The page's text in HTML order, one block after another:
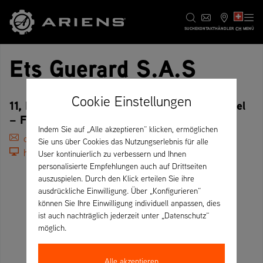
SUCHEKONTAKTHÄNDLER CH MENÜ
Ets Guerard S.A.S
11, Boulevard Industriel Z.I., 76270 Neufchatel
– Frankreich
commercial@ets-guerard.fr
http://www.ets-guerard.fr/
Cookie Einstellungen
Indem Sie auf „Alle akzeptieren“ klicken, ermöglichen
Sie uns über Cookies das Nutzungserlebnis für alle
User kontinuierlich zu verbessern und Ihnen
personalisierte Empfehlungen auch auf Drittseiten
auszuspielen. Durch den Klick erteilen Sie ihre
ausdrückliche Einwilligung. Über „Konfigurieren“
können Sie Ihre Einwilligung individuell anpassen, dies
ist auch nachträglich jederzeit unter „Datenschutz“
möglich.